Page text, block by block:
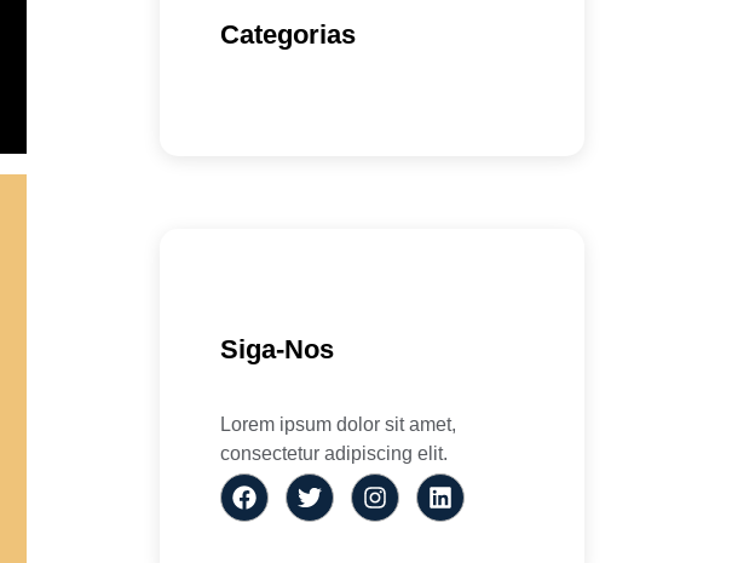
Categorias
Siga-Nos
Lorem ipsum dolor sit amet,
consectetur adipiscing elit.